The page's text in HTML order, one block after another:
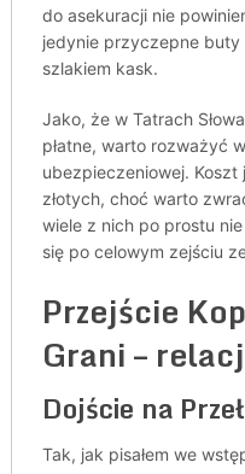
do asekuracji nie
jedynie przyczepne
szlakiem kask.
Jako, że w Tatrach
płatne, warto rozważyć
ubezpieczeniowej.
złotych, choć warto
wiele z nich po prostu
się po celowym zejściu
Przejście
Grani –
Dojście na
Tak, jak pisałem we